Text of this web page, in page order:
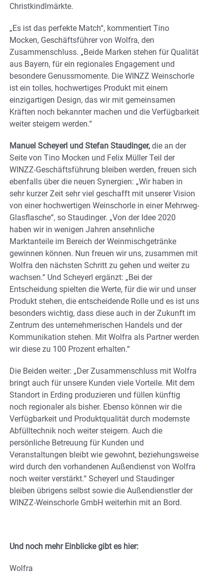
Christkindlmärkte.
„Es ist das perfekte Match“, kommentiert Tino
Mocken, Geschäftsführer von Wolfra, den
Zusammenschluss. „Beide Marken stehen für Qualität
aus Bayern, für ein regionales Engagement und
besondere Genussmomente. Die WINZZ Weinschorle
ist ein tolles, hochwertiges Produkt mit einem
einzigartigen Design, das wir mit gemeinsamen
Kräften noch bekannter machen und die Verfügbarkeit
weiter steigern werden.“
Manuel Scheyerl und Stefan Staudinger, die an der
Seite von Tino Mocken und Felix Müller Teil der
WINZZ-Geschäftsführung bleiben werden, freuen sich
ebenfalls über die neuen Synergien: „Wir haben in
sehr kurzer Zeit sehr viel geschafft mit unserer Vision
von einer hochwertigen Weinschorle in einer Mehrweg-
Glasflasche“, so Staudinger. „Von der Idee 2020
haben wir in wenigen Jahren ansehnliche
Marktanteile im Bereich der Weinmischgetränke
gewinnen können. Nun freuen wir uns, zusammen mit
Wolfra den nächsten Schritt zu gehen und weiter zu
wachsen.“ Und Scheyerl ergänzt: „Bei der
Entscheidung spielten die Werte, für die wir und unser
Produkt stehen, die entscheidende Rolle und es ist uns
besonders wichtig, dass diese auch in der Zukunft im
Zentrum des unternehmerischen Handels und der
Kommunikation stehen. Mit Wolfra als Partner werden
wir diese zu 100 Prozent erhalten.“
Die Beiden weiter: „Der Zusammenschluss mit Wolfra
bringt auch für unsere Kunden viele Vorteile. Mit dem
Standort in Erding produzieren und füllen künftig
noch regionaler als bisher. Ebenso können wir die
Verfügbarkeit und Produktqualität durch modernste
Abfülltechnik noch weiter steigern. Auch die
persönliche Betreuung für Kunden und
Veranstaltungen bleibt wie gewohnt, beziehungsweise
wird durch den vorhandenen Außendienst von Wolfra
noch weiter verstärkt.“ Scheyerl und Staudinger
bleiben übrigens selbst sowie die Außendienstler der
WINZZ-Weinschorle GmbH weiterhin mit an Bord.
Und noch mehr Einblicke gibt es hier:
Wolfra